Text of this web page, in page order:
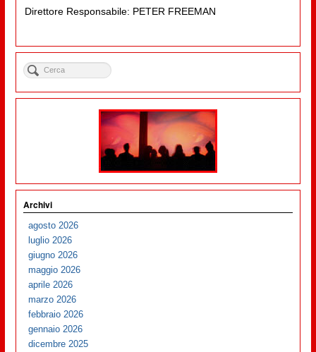
Direttore Responsabile: PETER FREEMAN
Archivi
agosto 2026
luglio 2026
giugno 2026
maggio 2026
aprile 2026
marzo 2026
febbraio 2026
gennaio 2026
dicembre 2025